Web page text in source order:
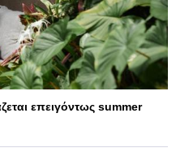
επειγόντως summer